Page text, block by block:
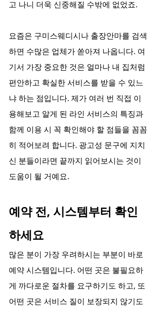
고 나니 더욱 신중해질 수밖에 없었죠.
요즘은 구미스웨디시나 출장안마를 검색
하면 수많은 업체가 쏟아져 나옵니다. 여
기서 가장 중요한 것은 얼마나 내 집처럼
편안하고 확실한 서비스를 받을 수 있느
냐 하는 점입니다. 제가 여러 번 직접 이
용해보고 알게 된 라인 서비스의 특징과
함께 이용 시 꼭 확인해야 할 점들을 꼼꼼
히 적어보려 합니다. 광고성 문구에 지치
신 분들이라면 끝까지 읽어보시는 것이
도움이 될 거예요.
예약 전, 시스템부터 확인
하세요
많은 분이 가장 우려하시는 부분이 바로
예약 시스템입니다. 어떤 곳은 불필요하
게 까다로운 절차를 요구하기도 하고, 또
어떤 곳은 서비스 질이 보장되지 않기도